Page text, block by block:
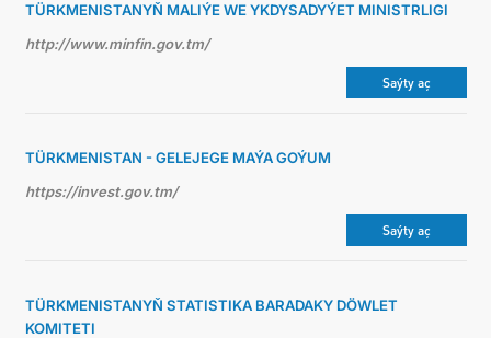
TÜRKMENISTANYŇ MALIÝE WE YKDYSADYÝET MINISTRLIGI
http://www.minfin.gov.tm/
Saýty aç
TÜRKMENISTAN - GELEJEGE MAÝA GOÝUM
https://invest.gov.tm/
Saýty aç
TÜRKMENISTANYŇ STATISTIKA BARADAKY DÖWLET
KOMITETI